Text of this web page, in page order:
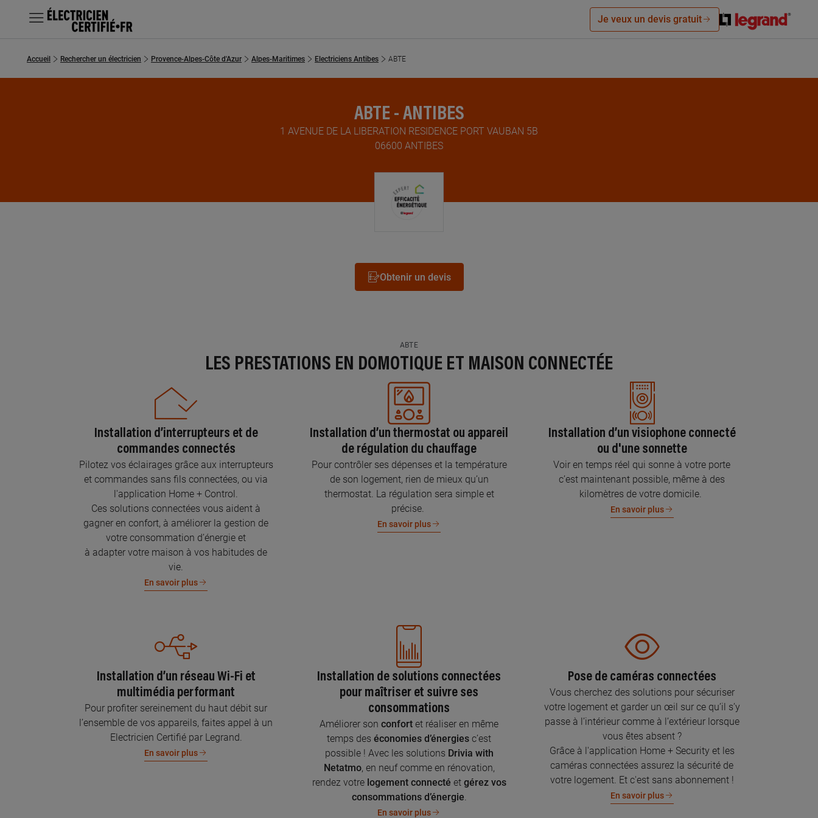
MENU
Chercher un électricien
Je veux un devis gratuit
Accueil Rechercher un électricien Provence-Alpes-Côte d'Azur Alpes-Maritimes Electriciens Antibes ABTE
ABTE - ANTIBES
1 AVENUE DE LA LIBERATION RESIDENCE PORT VAUBAN 5B
06600 ANTIBES
Obtenir un devis
ABTE
LES PRESTATIONS EN DOMOTIQUE ET MAISON CONNECTÉE
Installation d’interrupteurs et de
commandes connectés
Pilotez vos éclairages grâce aux interrupteurs
et commandes sans fils connectées, ou via
l'application Home + Control.
Ces solutions connectées vous aident à
gagner en confort, à améliorer la gestion de
votre consommation d’énergie et
à adapter votre maison à vos habitudes de
vie.
En savoir plus
Installation d’un thermostat ou appareil
de régulation du chauffage
Pour contrôler ses dépenses et la température
de son logement, rien de mieux qu’un
thermostat. La régulation sera simple et
précise.
En savoir plus
Installation d’un visiophone connecté
ou d'une sonnette
Voir en temps réel qui sonne à votre porte
c’est maintenant possible, même à des
kilomètres de votre domicile.
En savoir plus
Installation d’un réseau Wi-Fi et
multimédia performant
Pour profiter sereinement du haut débit sur
l’ensemble de vos appareils, faites appel à un
Electricien Certifié par Legrand.
En savoir plus
Installation de solutions connectées
pour maîtriser et suivre ses
consommations
Améliorer son confort et réaliser en même
temps des économies d’énergies c’est
possible ! Avec les solutions Drivia with
Netatmo, en neuf comme en rénovation,
rendez votre logement connecté et gérez vos
consommations d’énergie.
En savoir plus
Pose de caméras connectées
Vous cherchez des solutions pour sécuriser
votre logement et garder un œil sur ce qu’il s’y
passe à l’intérieur comme à l’extérieur lorsque
vous êtes absent ?
Grâce à l'application Home + Security et les
caméras connectées assurez la sécurité de
votre logement. Et c'est sans abonnement !
En savoir plus